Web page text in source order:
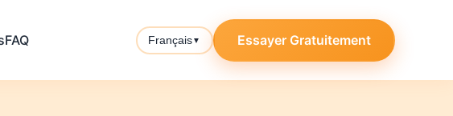
FAQ Français▼ Essayer Gratuitement